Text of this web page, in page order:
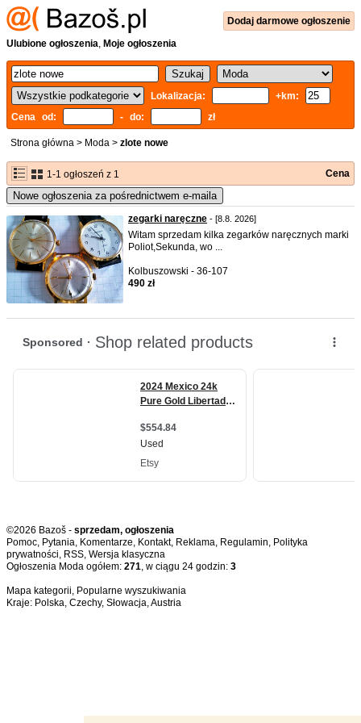
Dodaj darmowe ogłoszenie
Ulubione ogłoszenia, Moje ogłoszenia
Lokalizacja:
+km:
Cena od:
- do: zł
Strona główna > Moda > zlote nowe
1-1 ogłoszeń z 1 Cena
Nowe ogłoszenia za pośrednictwem e-maila
zegarki naręczne - [8.8. 2026]
Witam sprzedam kilka zegarków naręcznych marki
Poliot,Sekunda, wo ...
Kolbuszowski - 36-107
490 zł
©2026 Bazoš - sprzedam, ogłoszenia
Pomoc, Pytania, Komentarze, Kontakt, Reklama, Regulamin, Polityka
prywatności, RSS,
Ogłoszenia Moda ogółem: 271, w ciągu 24 godzin: 3
Mapa kategorii, Popularne wyszukiwania
Kraje: Polska, Czechy, Słowacja,Austria